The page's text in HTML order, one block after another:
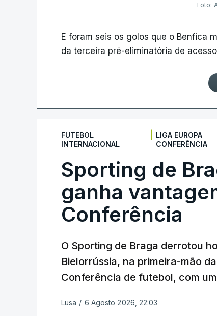
Foto:
E foram seis os golos que o Benfica
da terceira pré-eliminatória de
FUTEBOL
INTERNACIONAL
LIGA EUROPA
CONFERÊNCIA
Sporting de
ganha
Conferência
O Sporting de Braga derrotou
Bielorrússia, na primeira-mão
Conferência de futebol, com
Lusa / 6 Agosto 2026, 22:03